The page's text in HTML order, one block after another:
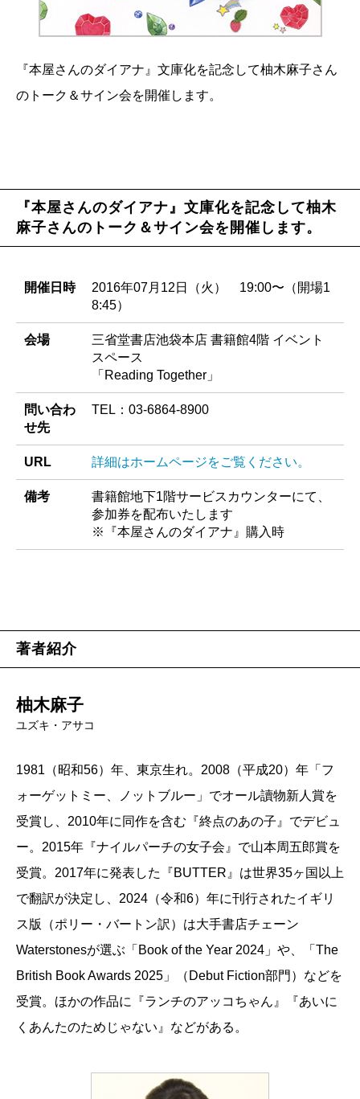
『本屋さんのダイアナ』文庫化を記念して柚木麻子さん
のトーク＆サイン会を開催します。
『本屋さんのダイアナ』文庫化を記念して柚木
麻子さんのトーク＆サイン会を開催します。
開催日時
2016年07月12日（火） 19:00〜（開場1
8:45）
会場
三省堂書店池袋本店 書籍館4階 イベント
スペース
「Reading Together」
問い合わ
せ先
TEL：03-6864-8900
URL 詳細はホームページをご覧ください。
備考
書籍館地下1階サービスカウンターにて、
参加券を配布いたします
※『本屋さんのダイアナ』購入時
著者紹介
柚木麻子
ユズキ・アサコ
1981（昭和56）年、東京生れ。2008（平成20）年「フ
ォーゲットミー、ノットブルー」でオール讀物新人賞を
受賞し、2010年に同作を含む『終点のあの子』でデビュ
ー。2015年『ナイルパーチの女子会』で山本周五郎賞を
受賞。2017年に発表した『BUTTER』は世界35ヶ国以上
で翻訳が決定し、2024（令和6）年に刊行されたイギリ
ス版（ポリー・バートン訳）は大手書店チェーン
Waterstonesが選ぶ「Book of the Year 2024」や、「The
British Book Awards 2025」（Debut Fiction部門）などを
受賞。ほかの作品に『ランチのアッコちゃん』『あいに
くあんたのためじゃない』などがある。